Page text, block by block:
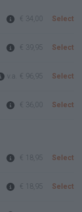
€ 34,00 Select
€ 39,95 Select
v.a. € 96,95 Select
€ 36,00 Select
€ 18,95 Select
€ 18,95 Select